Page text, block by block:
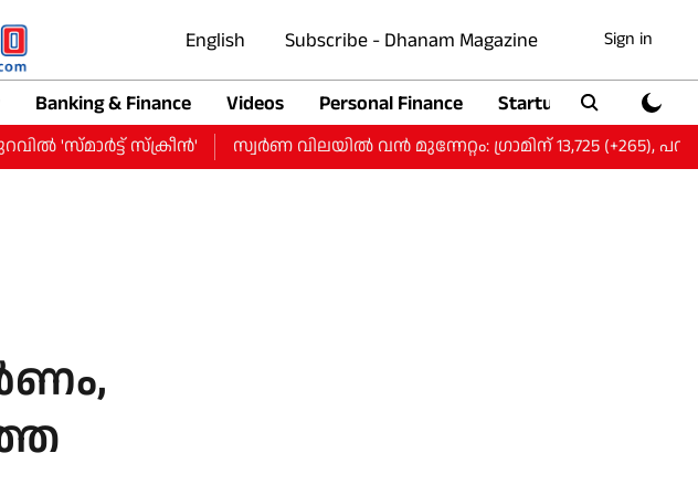
English Subscribe - Dhanam Magazine Sign in
Banking & Finance Videos Personal Finance Startup
'സ്മാര്‍ട്ട് സ്‌ക്രീന്‍' സ്വർണ വിലയിൽ വന്‍ മുന്നേറ്റം: ഗ്രാമിന് 13,725 (+265), പവന്